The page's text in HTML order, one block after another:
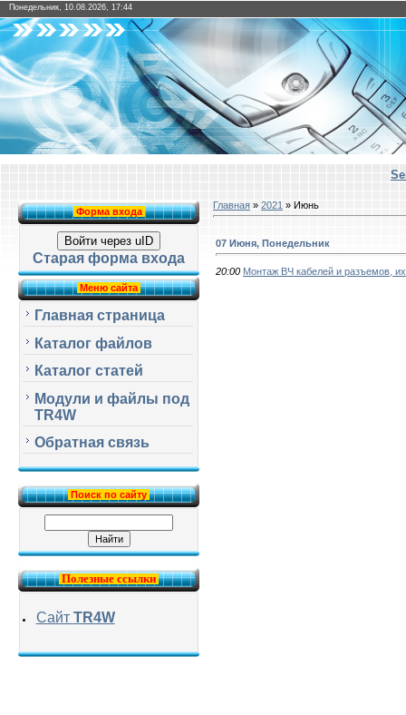
Понедельник, 10.08.2026, 17:44
Форма входа
Войти через uID
Старая форма входа
Меню сайта
Главная страница
Каталог файлов
Каталог статей
Модули и файлы под
TR4W
Обратная связь
Поиск по сайту
Полезные ссылки
Сайт TR4W
Главная » 2021 » Июнь
07 Июня, Понедельник
20:00 Монтаж ВЧ кабелей и разъемов,